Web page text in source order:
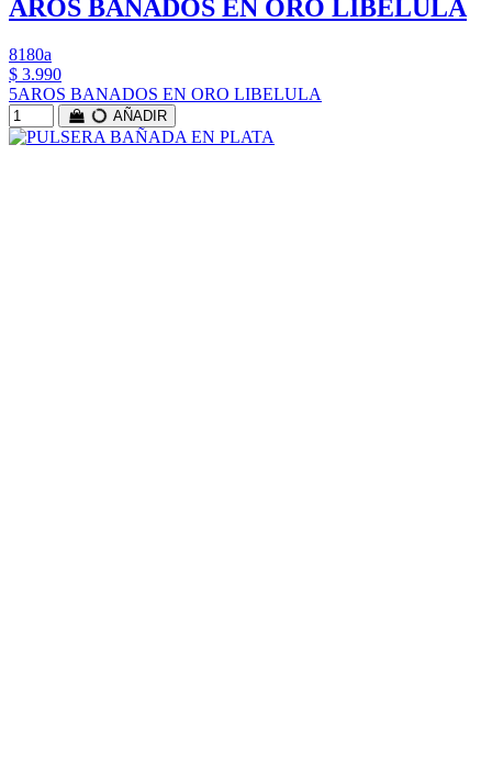
AROS BAÑADOS EN ORO LIBELULA
8180a
$ 3.990
5AROS BANADOS EN ORO LIBELULA
AÑADIR